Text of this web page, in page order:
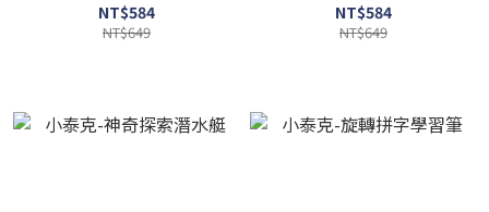
NT$584
NT$649
NT$584
NT$649